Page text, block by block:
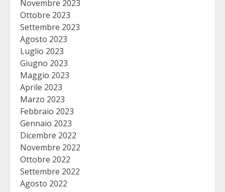
Novembre 2023
Ottobre 2023
Settembre 2023
Agosto 2023
Luglio 2023
Giugno 2023
Maggio 2023
Aprile 2023
Marzo 2023
Febbraio 2023
Gennaio 2023
Dicembre 2022
Novembre 2022
Ottobre 2022
Settembre 2022
Agosto 2022